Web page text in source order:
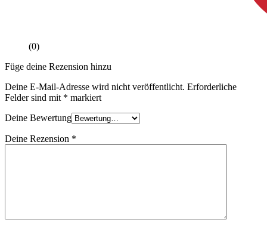
(0)
Füge deine Rezension hinzu
Deine E-Mail-Adresse wird nicht veröffentlicht. Erforderliche
Felder sind mit * markiert
Deine Bewertung
Deine Rezension *